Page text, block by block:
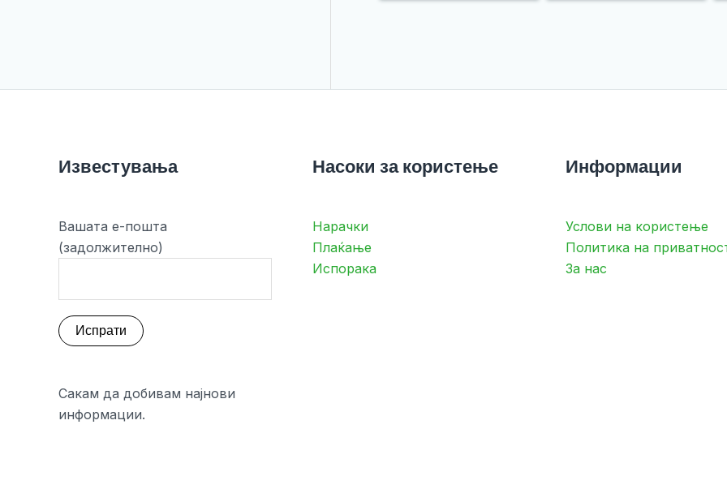
Известувања
Вашата е-пошта
(задолжително)
Сакам да добивам најнови
информации.
Насоки за користење
Нарачки
Плаќање
Испорака
Информации
Услови на користење
Политика на
За нас